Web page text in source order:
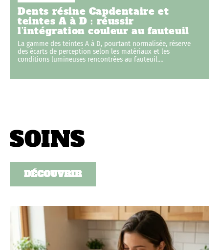
Dents résine Capdentaire et
teintes A à D : réussir
l’intégration couleur au fauteuil
La gamme des teintes A à D, pourtant normalisée, réserve
des écarts de perception selon les matériaux et les
conditions lumineuses rencontrées au fauteuil.…
SOINS
DÉCOUVRIR